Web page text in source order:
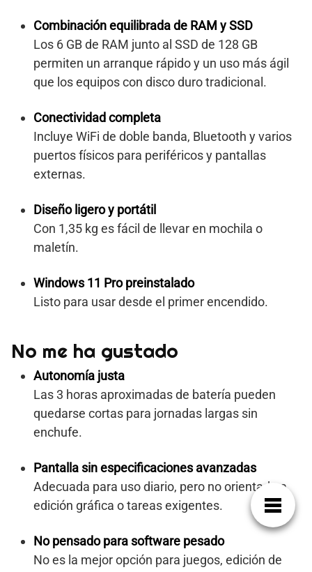
Combinación equilibrada de RAM y SSD
Los 6 GB de RAM junto al SSD de 128 GB
permiten un arranque rápido y un uso más ágil
que los equipos con disco duro tradicional.
Conectividad completa
Incluye WiFi de doble banda, Bluetooth y varios
puertos físicos para periféricos y pantallas
externas.
Diseño ligero y portátil
Con 1,35 kg es fácil de llevar en mochila o
maletín.
Windows 11 Pro preinstalado
Listo para usar desde el primer encendido.
No me ha gustado
Autonomía justa
Las 3 horas aproximadas de batería pueden
quedarse cortas para jornadas largas sin
enchufe.
Pantalla sin especificaciones avanzadas
Adecuada para uso diario, pero no orientada a
edición gráfica o tareas exigentes.
No pensado para software pesado
No es la mejor opción para juegos, edición de